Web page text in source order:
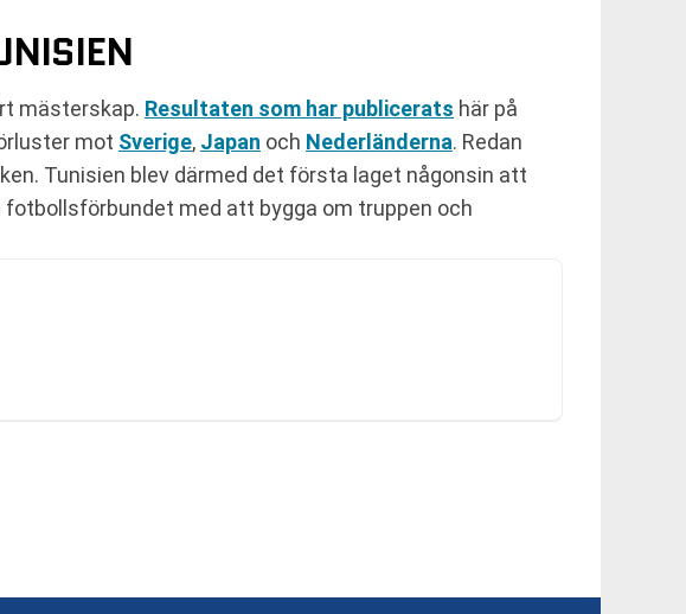
mästerskap. Resultaten som har publicerats här på
mot Sverige, Japan och Nederländerna. Redan
Tunisien blev därmed det första laget någonsin att
med att bygga om truppen och